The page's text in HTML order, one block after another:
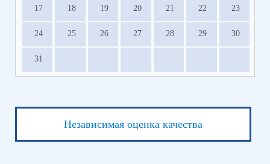
17 18 19 20 21 22 23
24 25 26 27 28 29 30
31
Независимая оценка качества